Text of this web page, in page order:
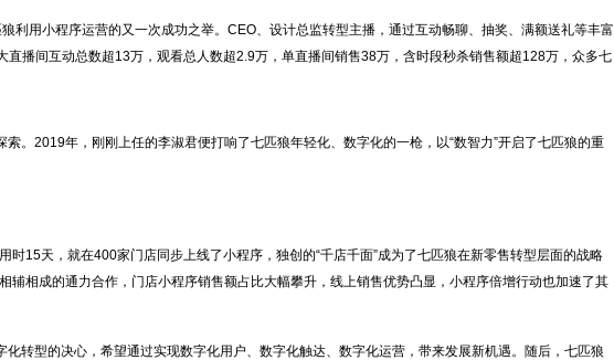
利用小程序运营的又一次成功之举。CEO、设计总监转型主播，通过互动畅聊、抽奖、满额送礼等丰富
直播间互动总数超13万，观看总人数超2.9万，单直播间销售38万，含时段秒杀销售额超128万，众多七
。2019年，刚刚上任的李淑君便打响了七匹狼年轻化、数字化的一枪，以“数智力”开启了七匹狼的重
15天，就在400家门店同步上线了小程序，独创的“千店千面”成为了七匹狼在新零售转型层面的战略
辅相成的通力合作，门店小程序销售额占比大幅攀升，线上销售优势凸显，小程序倍增行动也加速了其
转型的决心，希望通过实现数字化用户、数字化触达、数字化运营，带来发展新机遇。随后，七匹狼